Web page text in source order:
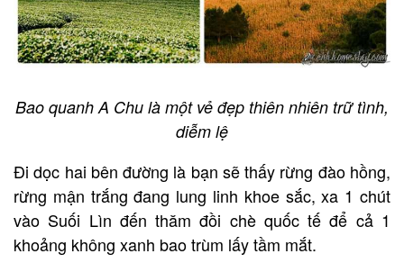
Bao quanh A Chu là một vẻ đẹp thiên nhiên trữ tình,
diễm lệ
Đi dọc hai bên đường là bạn sẽ thấy rừng đào hồng,
rừng mận trắng đang lung linh khoe sắc, xa 1 chút
vào Suối Lìn đến thăm đồi chè quốc tế để cả 1
khoảng không xanh bao trùm lấy tầm mắt.